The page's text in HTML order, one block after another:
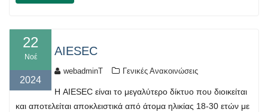
22
Νοέ
2024
AIESEC
webadminT Γενικές Ανακοινώσεις
Η AIESEC είναι το μεγαλύτερο δίκτυο που διοικείται
και αποτελείται αποκλειστικά από άτομα ηλικίας 18-30 ετών με